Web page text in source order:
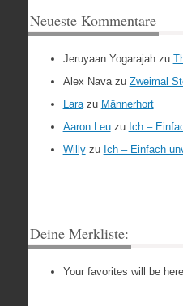
Neueste Kommentare
Jeruyaan Yogarajahzu
Alex Navazu Zweimal
Larazu Männerhort
Aaron Leuzu Ich –
Willyzu Ich – Einfach
Deine Merkliste:
Your favorites will be